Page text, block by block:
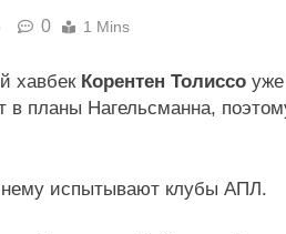
0 1 Mins
хавбек Корентен Толиссо
планы Нагельсманна,
нему испытывают клубы АПЛ.